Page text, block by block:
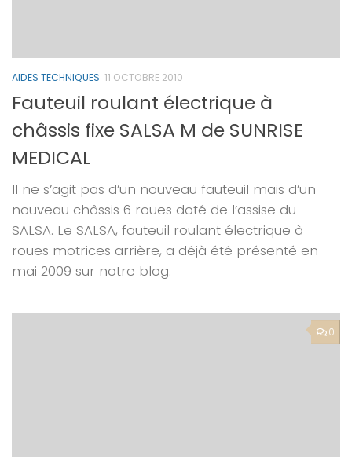
AIDES TECHNIQUES 11 OCTOBRE 2010
Fauteuil roulant électrique à
châssis fixe SALSA M de SUNRISE
MEDICAL
Il ne s’agit pas d’un nouveau fauteuil mais d’un
nouveau châssis 6 roues doté de l’assise du
SALSA. Le SALSA, fauteuil roulant électrique à
roues motrices arrière, a déjà été présenté en
mai 2009 sur notre blog.
0